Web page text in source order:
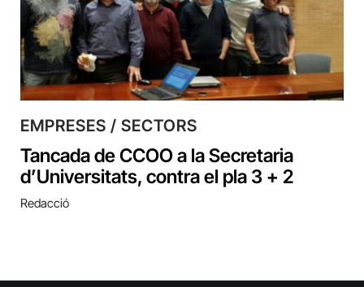
EMPRESES / SECTORS
Tancada de CCOO a la Secretaria
d’Universitats, contra el pla 3 + 2
Redacció